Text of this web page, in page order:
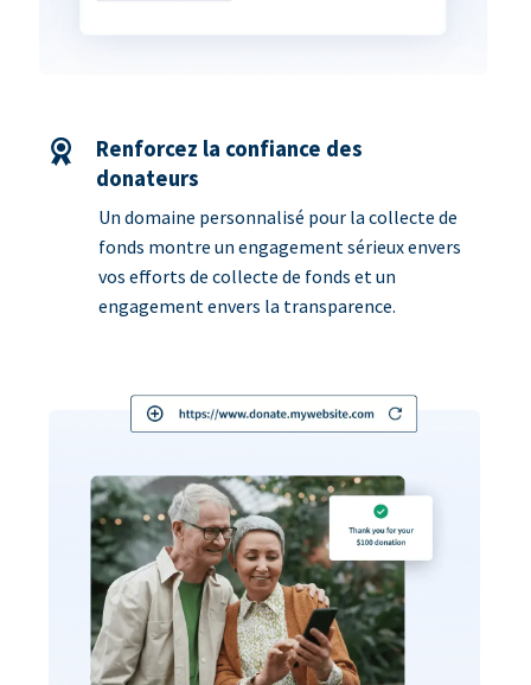
Renforcez la confiance des
donateurs
Un domaine personnalisé pour la collecte de
fonds montre un engagement sérieux envers
vos efforts de collecte de fonds et un
engagement envers la transparence.